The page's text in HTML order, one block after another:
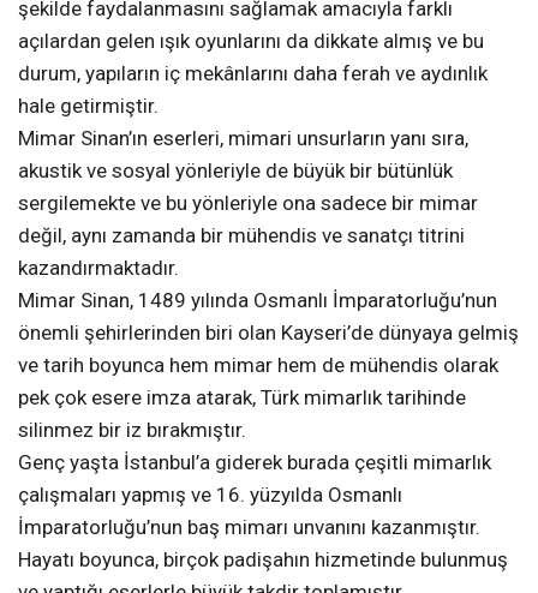
şekilde faydalanmasını sağlamak amacıyla farklı
açılardan gelen ışık oyunlarını da dikkate almış ve bu
durum, yapıların iç mekânlarını daha ferah ve aydınlık
hale getirmiştir.
Mimar Sinan’ın eserleri, mimari unsurların yanı sıra,
akustik ve sosyal yönleriyle de büyük bir bütünlük
sergilemekte ve bu yönleriyle ona sadece bir mimar
değil, aynı zamanda bir mühendis ve sanatçı titrini
kazandırmaktadır.
Mimar Sinan, 1489 yılında Osmanlı İmparatorluğu’nun
önemli şehirlerinden biri olan Kayseri’de dünyaya gelmiş
ve tarih boyunca hem mimar hem de mühendis olarak
pek çok esere imza atarak, Türk mimarlık tarihinde
silinmez bir iz bırakmıştır.
Genç yaşta İstanbul’a giderek burada çeşitli mimarlık
çalışmaları yapmış ve 16. yüzyılda Osmanlı
İmparatorluğu’nun baş mimarı unvanını kazanmıştır.
Hayatı boyunca, birçok padişahın hizmetinde bulunmuş